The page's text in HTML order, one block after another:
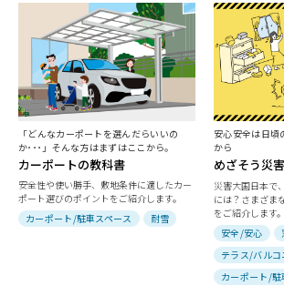
「どんなカーポートを選んだらいいの
か･･･」そんな方はまずはここから。
カーポートの教科書
安全性や使い勝手、敷地条件に適したカー
ポート選びのポイントをご紹介します。
カーポート/駐車スペース
耐雪
安心安全は日頃
から
めざそう災
災害大国日本で
には？さまざま
をご紹介します。
安全/安心
テラス/バルコ
カーポート/駐